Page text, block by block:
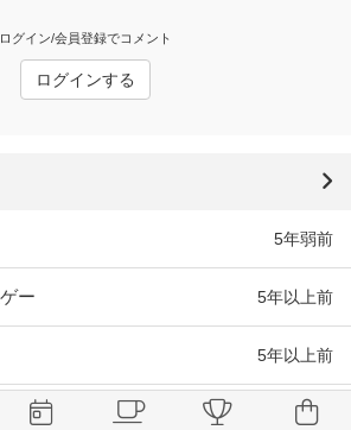
ログイン/会員登録でコメント
ログインする
5年弱前
ー 5年以上前
5年以上前